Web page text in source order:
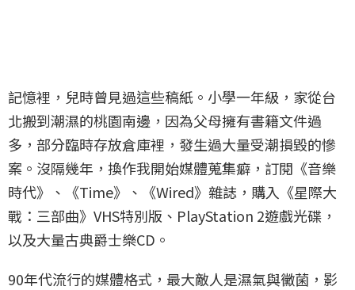
記憶裡，兒時曾見過這些稿紙。小學一年級，家從台
北搬到潮濕的桃園南邊，因為父母擁有書籍文件過
多，部分臨時存放倉庫裡，發生過大量受潮損毀的慘
案。沒隔幾年，換作我開始媒體蒐集癖，訂閱《音樂
時代》、《Time》、《Wired》雜誌，購入《星際大
戰：三部曲》VHS特別版、PlayStation 2遊戲光碟，
以及大量古典爵士樂CD。
90年代流行的媒體格式，最大敵人是濕氣與黴菌，影